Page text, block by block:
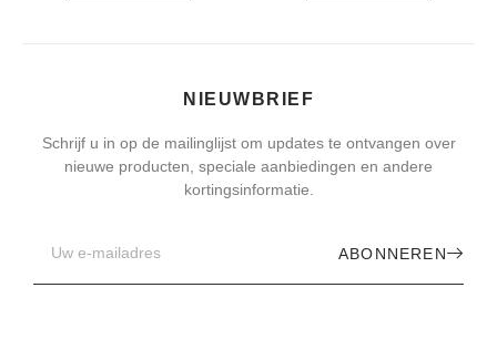
NIEUWBRIEF
Schrijf u in op de mailinglijst om updates te ontvangen over
nieuwe producten, speciale aanbiedingen en andere
kortingsinformatie.
ABONNEREN